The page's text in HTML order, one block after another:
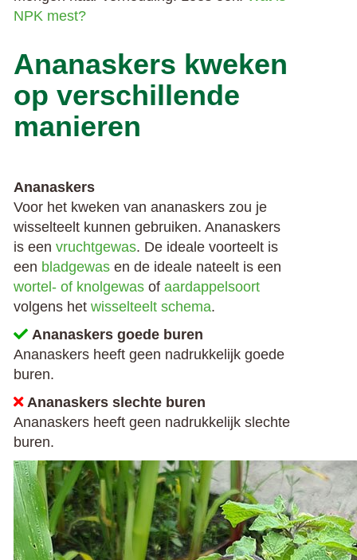
NPK mest?
Ananaskers kweken
op verschillende
manieren
Ananaskers
Voor het kweken van ananaskers zou je
wisselteelt kunnen gebruiken. Ananaskers
is een vruchtgewas. De ideale voorteelt is
een bladgewas en de ideale nateelt is een
wortel- of knolgewas of aardappelsoort
volgens het wisselteelt schema.
Ananaskers goede buren
Ananaskers heeft geen nadrukkelijk goede
buren.
Ananaskers slechte buren
Ananaskers heeft geen nadrukkelijk slechte
buren.